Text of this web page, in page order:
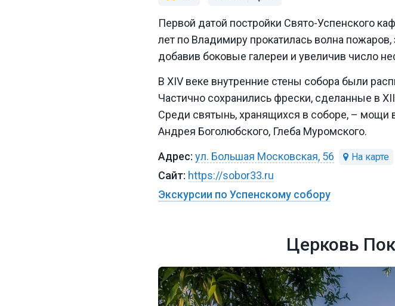
Первой датой постройки Свято-Успенского
лет по Владимиру прокатилась волна
добавив боковые галереи и увеличив число
В XIV веке внутренние стены собора были
Частично сохранились фрески, сделанные в
Среди святынь, хранящихся в соборе, – мощи
Андрея Боголюбского, Глеба Муромского.
ул. Большая Московская, 56
https://sobor33.ru
Экскурсии по Успенскому собору
Церковь